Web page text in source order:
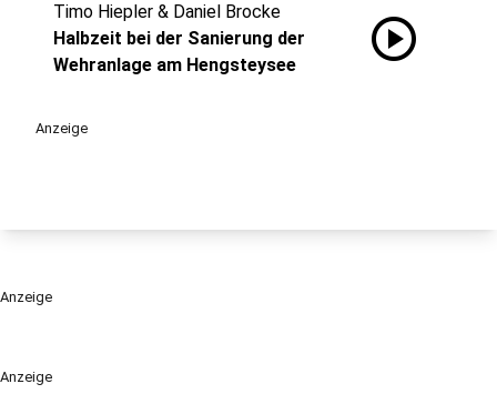
Anzeige
Timo Hiepler & Daniel Brocke
Halbzeit bei der Sanierung der
Wehranlage am Hengsteysee
play_circle
Anzeige
Anzeige